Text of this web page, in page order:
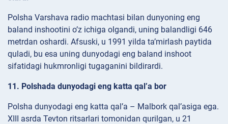
Polsha Varshava radio machtasi bilan dunyoning eng
baland inshootini o’z ichiga olgandi, uning balandligi 646
metrdan oshardi. Afsuski, u 1991 yilda ta’mirlash paytida
quladi, bu esa uning dunyodagi eng baland inshoot
sifatidagi hukmronligi tugaganini bildirardi.
11. Polshada dunyodagi eng katta qal’a bor
Polsha dunyodagi eng katta qal’a – Malbork qal’asiga ega.
XIII asrda Tevton ritsarlari tomonidan qurilgan, u 21